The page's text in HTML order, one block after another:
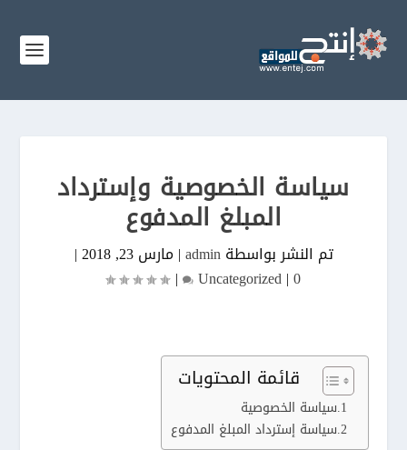
سياسة الخصوصية وإسترداد
المبلغ المدفوع
تم النشر بواسطةadmin
|مارس 23, 2018
|
Uncategorized|0
|
قائمة المحتويات
سياسة الخصوصية
سياسة إسترداد المبلغ المدفوع